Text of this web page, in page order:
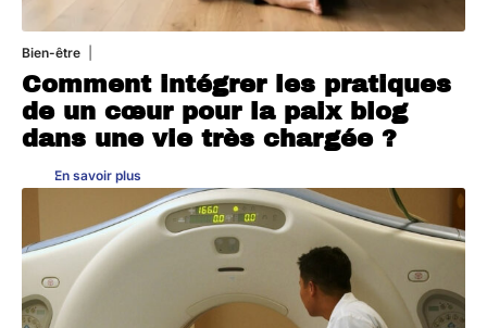
Bien-être
Comment intégrer les pratiques
de un cœur pour la paix blog
dans une vie très chargée ?
En savoir plus